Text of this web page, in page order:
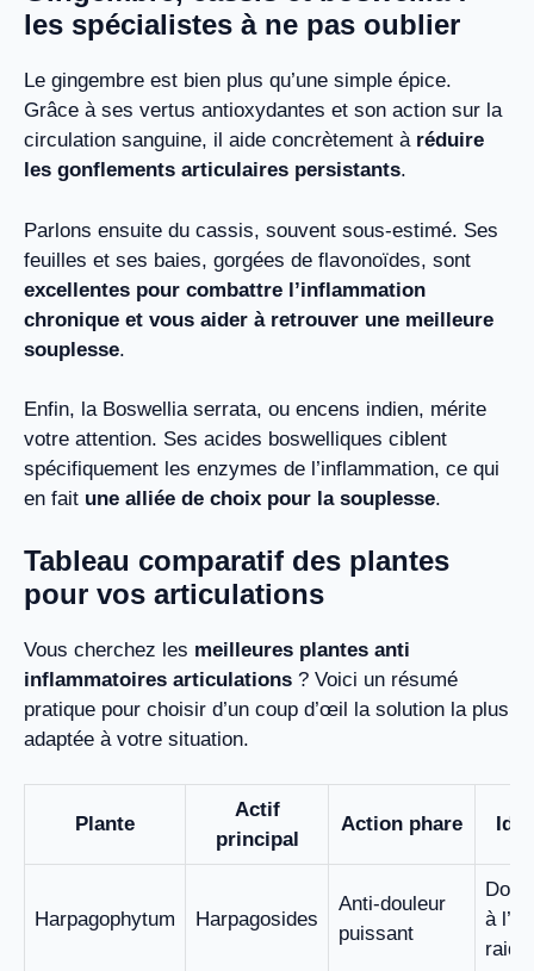
les spécialistes à ne pas oublier
Le gingembre est bien plus qu’une simple épice.
Grâce à ses vertus antioxydantes et son action sur la
circulation sanguine, il aide concrètement à réduire
les gonflements articulaires persistants.
Parlons ensuite du cassis, souvent sous-estimé. Ses
feuilles et ses baies, gorgées de flavonoïdes, sont
excellentes pour combattre l’inflammation
chronique et vous aider à retrouver une meilleure
souplesse.
Enfin, la Boswellia serrata, ou encens indien, mérite
votre attention. Ses acides boswelliques ciblent
spécifiquement les enzymes de l’inflammation, ce qui
en fait une alliée de choix pour la souplesse.
Tableau comparatif des plantes
pour vos articulations
Vous cherchez les meilleures plantes anti
inflammatoires articulations ? Voici un résumé
pratique pour choisir d’un coup d’œil la solution la plus
adaptée à votre situation.
Plante
Actif
principal
Action phare
Harpagophytum Harpagosides
Anti-douleur
puissant
à